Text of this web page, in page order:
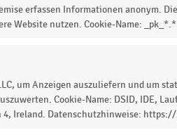
die zu
in
erfassen Informationen anonym.
Website nutzen. Cookie-Name:
um Anzeigen auszuliefern und um
Cookie-Name: DSID, IDE,
4, Ireland. Datenschutzhinweise: